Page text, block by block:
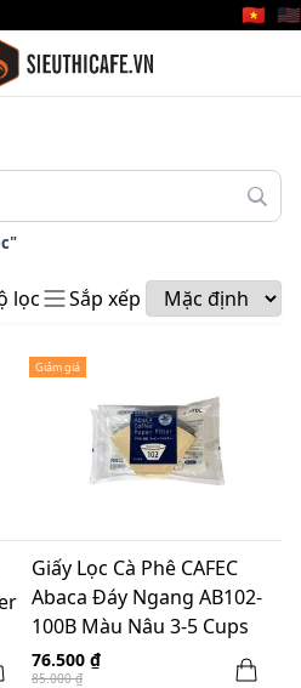
🇻🇳 🇺🇸
lọc Sắp xếp
Giảm giá
Giấy Lọc Cà Phê CAFEC
Abaca Đáy Ngang AB102-
100B Màu Nâu 3-5 Cups
100 Tờ
76.500 ₫
85.000 ₫